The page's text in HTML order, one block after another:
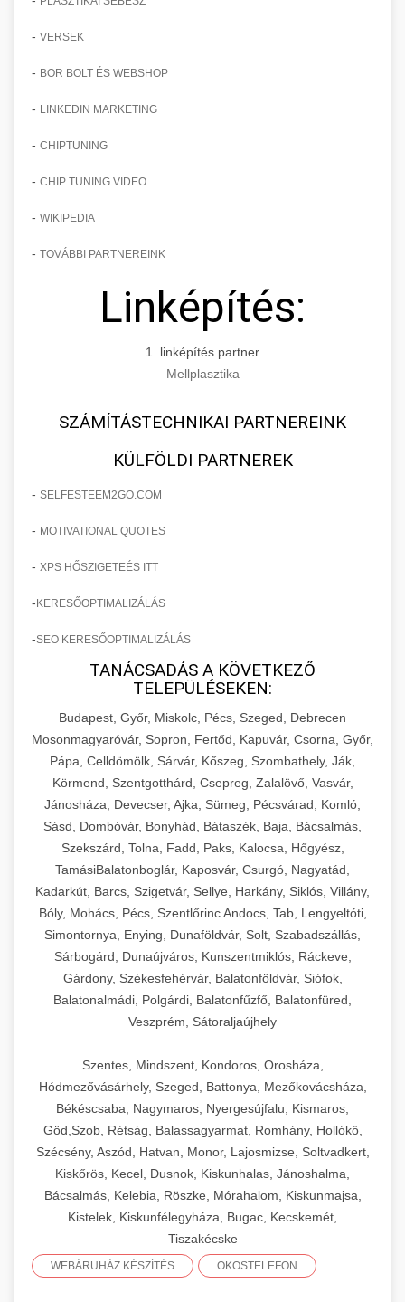
- VERSEK
- BOR BOLT ÉS WEBSHOP
- LINKEDIN MARKETING
- CHIPTUNING
- CHIP TUNING VIDEO
- WIKIPEDIA
- TOVÁBBI PARTNEREINK
Linképítés:
1. linképítés partner
Mellplasztika
SZÁMÍTÁSTECHNIKAI PARTNEREINK
KÜLFÖLDI PARTNEREK
- SELFESTEEM2GO.COM
- MOTIVATIONAL QUOTES
- XPS HŐSZIGETEÉS ITT
- KERESŐOPTIMALIZÁLÁS
-SEO KERESŐOPTIMALIZÁLÁS
TANÁCSADÁS A KÖVETKEZŐ
TELEPÜLÉSEKEN:
Budapest, Győr, Miskolc, Pécs, Szeged, Debrecen
Mosonmagyaróvár, Sopron, Fertőd, Kapuvár, Csorna, Győr,
Pápa, Celldömölk, Sárvár, Kőszeg, Szombathely, Ják,
Körmend, Szentgotthárd, Csepreg, Zalalövő, Vasvár,
Jánosháza, Devecser, Ajka, Sümeg, Pécsvárad, Komló,
Sásd, Dombóvár, Bonyhád, Bátaszék, Baja, Bácsalmás,
Szekszárd, Tolna, Fadd, Paks, Kalocsa, Hőgyész,
TamásiBalatonboglár, Kaposvár, Csurgó, Nagyatád,
Kadarkút, Barcs, Szigetvár, Sellye, Harkány, Siklós, Villány,
Bóly, Mohács, Pécs, Szentlőrinc Andocs, Tab, Lengyeltóti,
Simontornya, Enying, Dunaföldvár, Solt, Szabadszállás,
Sárbogárd, Dunaújváros, Kunszentmiklós, Ráckeve,
Gárdony, Székesfehérvár, Balatonföldvár, Siófok,
Balatonalmádi, Polgárdi, Balatonfűzfő, Balatonfüred,
Veszprém, Sátoraljaújhely
Szentes, Mindszent, Kondoros, Orosháza,
Hódmezővásárhely, Szeged, Battonya, Mezőkovácsháza,
Békéscsaba, Nagymaros, Nyergesújfalu, Kismaros,
Göd,Szob, Rétság, Balassagyarmat, Romhány, Hollókő,
Szécsény, Aszód, Hatvan, Monor, Lajosmizse, Soltvadkert,
Kiskőrös, Kecel, Dusnok, Kiskunhalas, Jánoshalma,
Bácsalmás, Kelebia, Röszke, Mórahalom, Kiskunmajsa,
Kistelek, Kiskunfélegyháza, Bugac, Kecskemét,
Tiszakécske
WEBÁRUHÁZ KÉSZÍTÉS OKOSTELEFON